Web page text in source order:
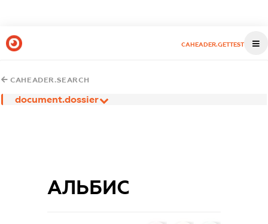
CAHEADER.GETTEST
CAHEADER.SEARCH
document.dossier
АЛЬБИС